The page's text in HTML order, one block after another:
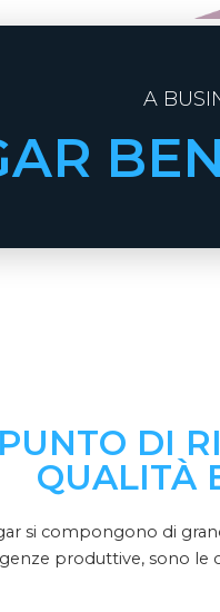
A
PUNTO DI
QUALITÀ
si compongono di
produttive, sono